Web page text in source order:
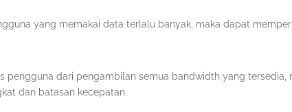
yang memakai data terlalu banyak, maka dapat
pengguna dari pengambilan semua bandwidth yang tersedia,
dan batasan kecepatan.